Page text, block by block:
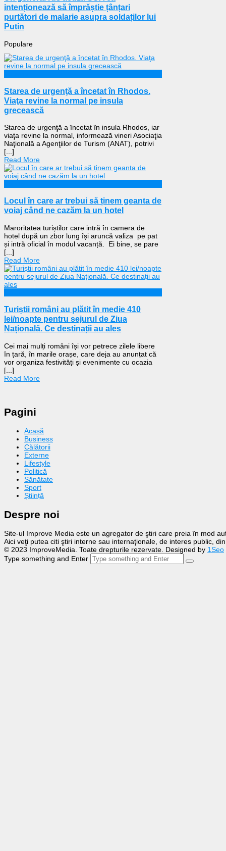
intenționează să împrăștie țânțari
purtători de malarie asupra soldaților lui
Putin
Populare
Starea de urgenţă a încetat în Rhodos.
Viaţa revine la normal pe insula
grecească
Starea de urgenţă a încetat în insula Rhodos, iar
viaţa revine la normal, informează vineri Asociaţia
Naţională a Agenţiilor de Turism (ANAT), potrivi
[...]
Read More
Locul în care ar trebui să ținem geanta de
voiaj când ne cazăm la un hotel
Maroritatea turiștilor care intră în camera de
hotel după un zbor lung își aruncă valiza pe pat
și intră oficial în modul vacanță. Ei bine, se pare
[...]
Read More
Turiștii români au plătit în medie 410
lei/noapte pentru sejurul de Ziua
Națională. Ce destinații au ales
Cei mai mulți români își vor petrece zilele libere
în țară, în marile orașe, care deja au anunțat că
vor organiza festivități și evenimente cu ocazia
[...]
Read More
Pagini
Acasă
Business
Călătorii
Externe
Lifestyle
Politică
Sănătate
Sport
Știință
Despre noi
Site-ul Improve Media este un agregator de ştiri care preia în mod
Aici veţi putea citi ştiri interne sau internaţionale, de interes public,
© 2023 ImproveMedia. Toate drepturile rezervate. Designed by 1Seo
Type something and Enter